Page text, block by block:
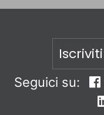
Seguici su: